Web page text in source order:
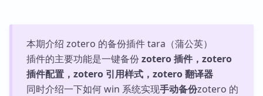
本期介绍 zotero 的备份插件 tara（蒲公英）
插件的主要功能是一键备份zotero 插件，zotero
插件配置，zotero 引用样式，zotero 翻译器
同时介绍一下如何 win 系统实现手动备份zotero 的